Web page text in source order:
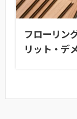
フローリン
リット・デ